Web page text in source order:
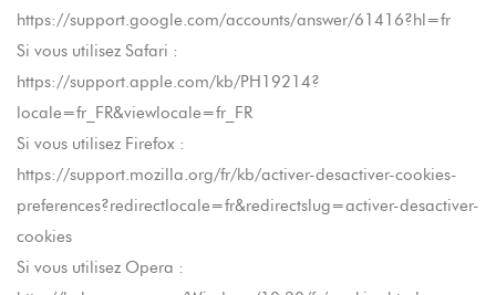
https://support.google.com/accounts/answer/61416?hl=fr
Si vous utilisez Safari :
https://support.apple.com/kb/PH19214?
locale=fr_FR&viewlocale=fr_FR
Si vous utilisez Firefox :
https://support.mozilla.org/fr/kb/activer-desactiver-cookies-
preferences?redirectlocale=fr&redirectslug=activer-desactiver-
cookies
Si vous utilisez Opera :